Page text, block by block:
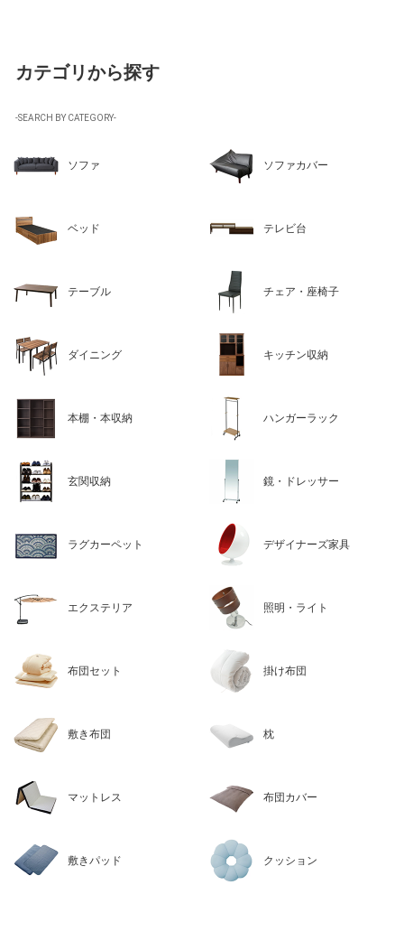
カテゴリから探す
-SEARCH BY CATEGORY-
ソファ ソファカバー
ベッド テレビ台
テーブル チェア・座椅子
ダイニング キッチン収納
本棚・本収納 ハンガーラック
玄関収納 鏡・ドレッサー
ラグカーペット デザイナーズ家具
エクステリア 照明・ライト
布団セット 掛け布団
敷き布団 枕
マットレス 布団カバー
敷きパッド クッション